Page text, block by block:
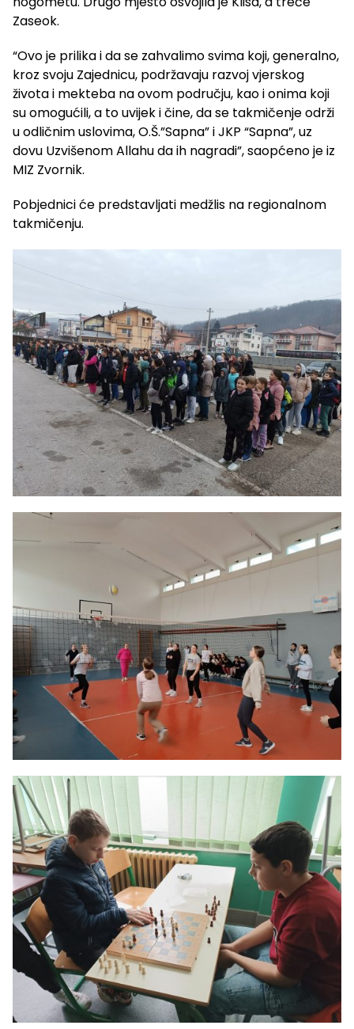
Zaseok.
“Ovo je prilika i da se zahvalimo svima koji, generalno,
kroz svoju Zajednicu, podržavaju razvoj vjerskog
života i mekteba na ovom području, kao i onima koji
su omogućili, a to uvijek i čine, da se takmičenje održi
u odličnim uslovima, O.Š.”Sapna” i JKP “Sapna”, uz
dovu Uzvišenom Allahu da ih nagradi”, saopćeno je iz
MIZ Zvornik.
Pobjednici će predstavljati medžlis na regionalnom
takmičenju.